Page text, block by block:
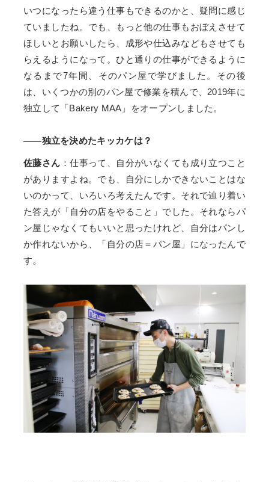
いつになったら違う仕事もできるのかと、疑問に感じ
ていましたね。でも、もっと他の仕事もおぼえさせて
ほしいとお願いしたら、成形や仕込みなどもさせても
らえるようになって。ひと通りの仕事ができるように
なるまで7年間、そのパン屋で学びました。その後
は、いくつかの別のパン屋で修業を積んで、2019年に
独立して「Bakery MAA」をオープンしました。
――独立を決めたキッカケは？
佐藤さん ：仕事って、自分がいなくても成り立つこと
がありますよね。でも、自分にしかできないことはな
いのかって、いろいろ考えたんです。それで辿り着い
た答えが「自分の店をやること」でした。それならパ
ン屋じゃなくてもいいと思ったけれど、自分はパンし
か作れないから、「自分の店＝パン屋」になったんで
す。